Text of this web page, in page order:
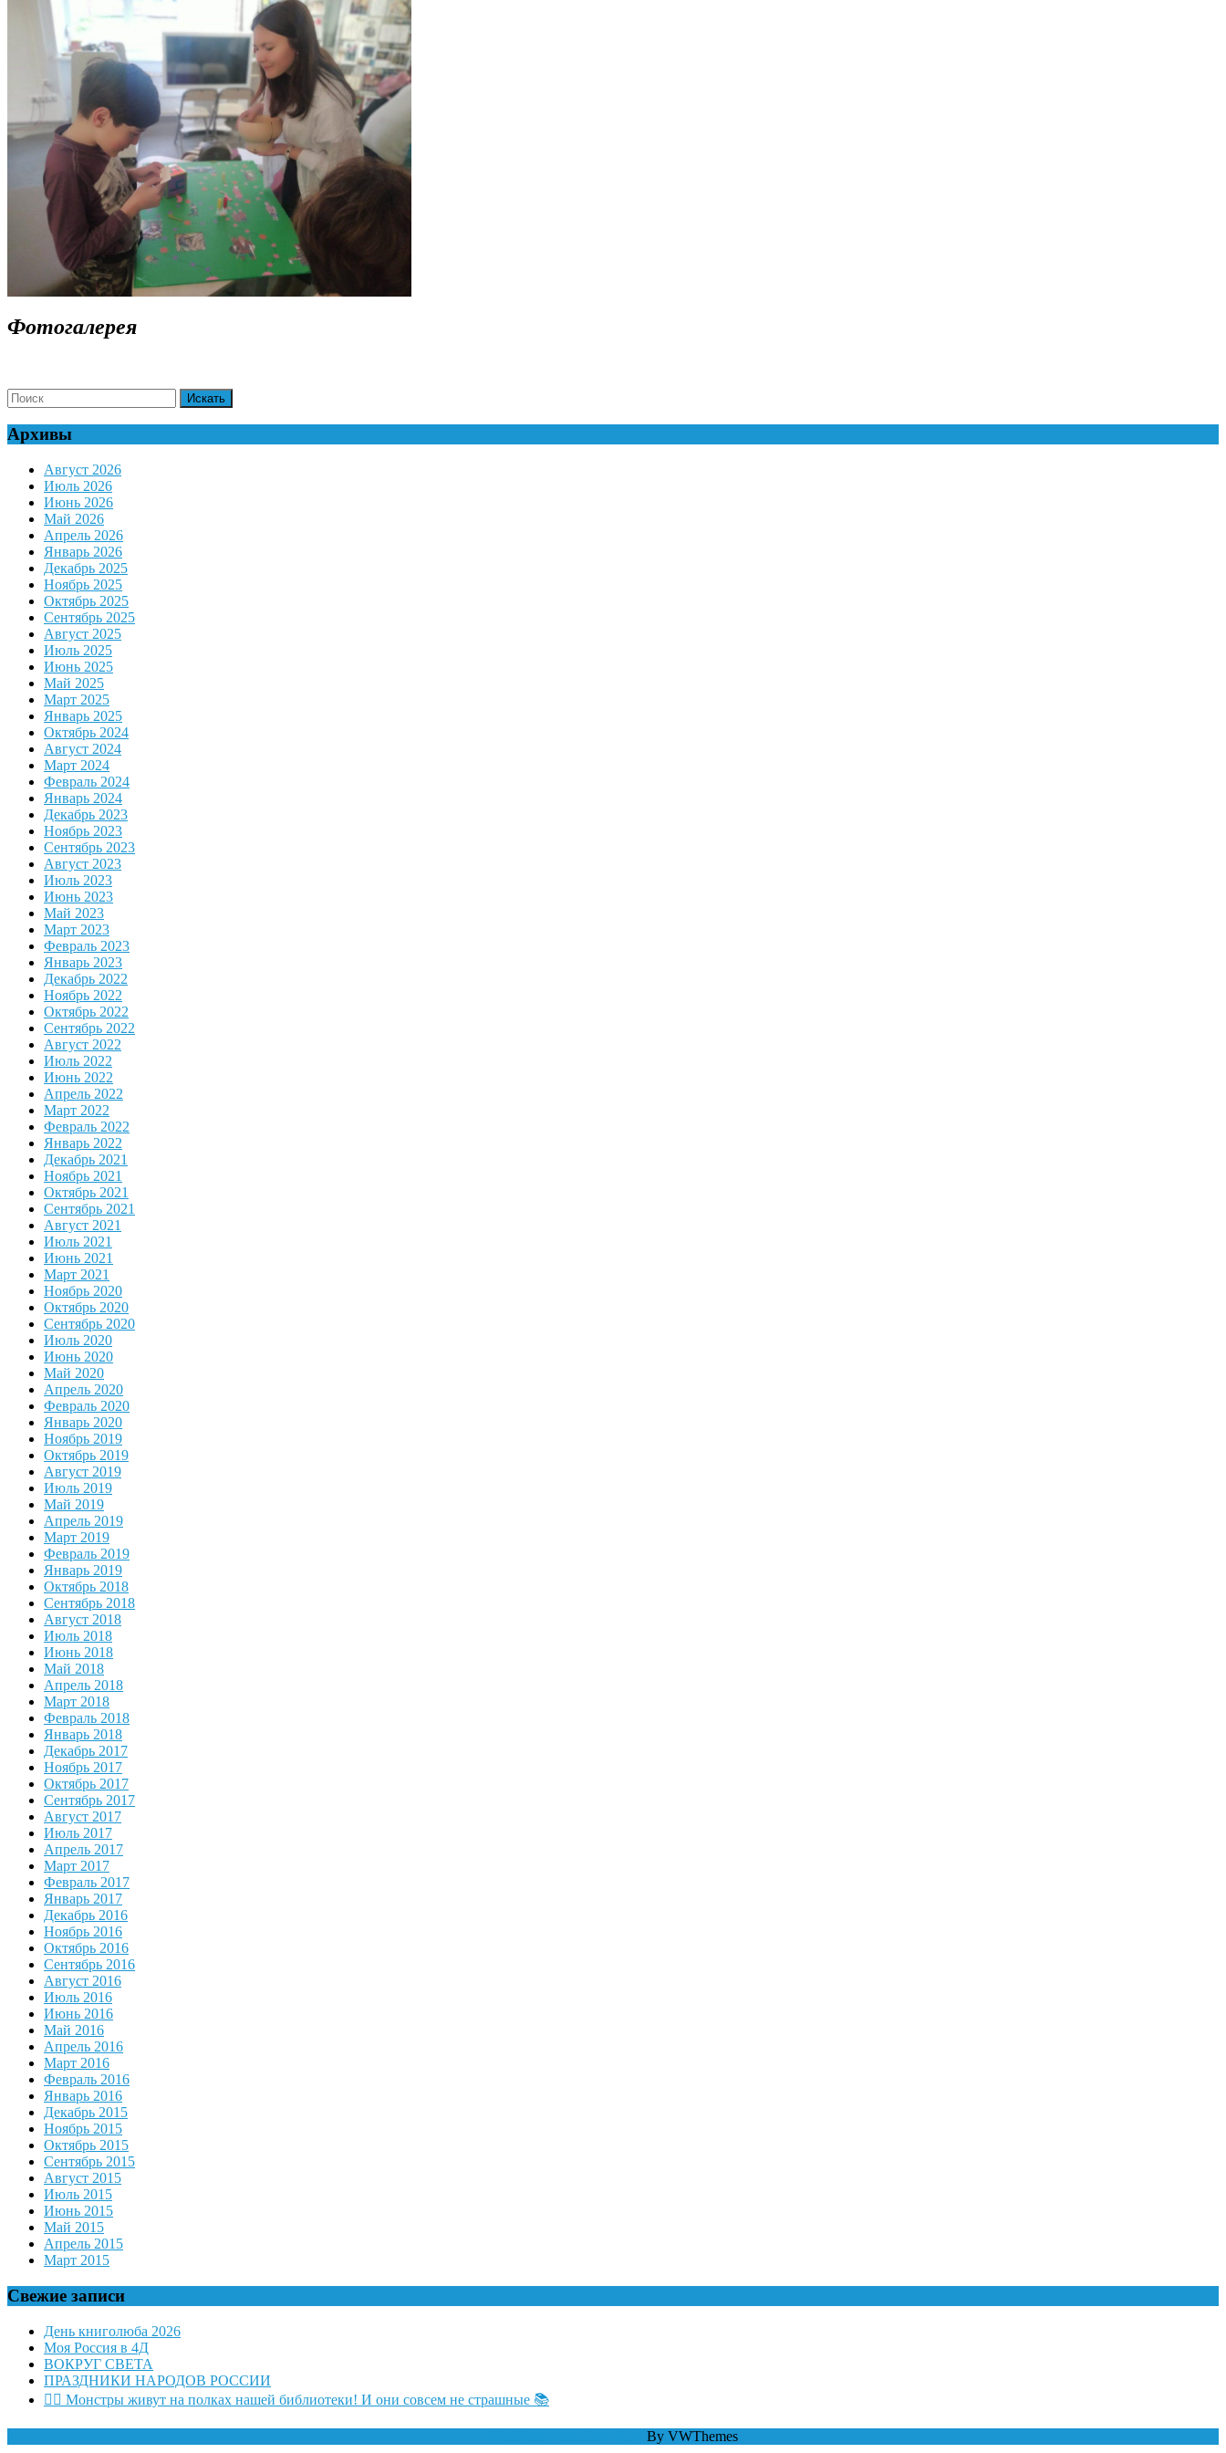
Фотогалерея
Search
for:
Архивы
Август 2026
Июль 2026
Июнь 2026
Май 2026
Апрель 2026
Январь 2026
Декабрь 2025
Ноябрь 2025
Октябрь 2025
Сентябрь 2025
Август 2025
Июль 2025
Июнь 2025
Май 2025
Март 2025
Январь 2025
Октябрь 2024
Август 2024
Март 2024
Февраль 2024
Январь 2024
Декабрь 2023
Ноябрь 2023
Сентябрь 2023
Август 2023
Июль 2023
Июнь 2023
Май 2023
Март 2023
Февраль 2023
Январь 2023
Декабрь 2022
Ноябрь 2022
Октябрь 2022
Сентябрь 2022
Август 2022
Июль 2022
Июнь 2022
Апрель 2022
Март 2022
Февраль 2022
Январь 2022
Декабрь 2021
Ноябрь 2021
Октябрь 2021
Сентябрь 2021
Август 2021
Июль 2021
Июнь 2021
Март 2021
Ноябрь 2020
Октябрь 2020
Сентябрь 2020
Июль 2020
Июнь 2020
Май 2020
Апрель 2020
Февраль 2020
Январь 2020
Ноябрь 2019
Октябрь 2019
Август 2019
Июль 2019
Май 2019
Апрель 2019
Март 2019
Февраль 2019
Январь 2019
Октябрь 2018
Сентябрь 2018
Август 2018
Июль 2018
Июнь 2018
Май 2018
Апрель 2018
Март 2018
Февраль 2018
Январь 2018
Декабрь 2017
Ноябрь 2017
Октябрь 2017
Сентябрь 2017
Август 2017
Июль 2017
Апрель 2017
Март 2017
Февраль 2017
Январь 2017
Декабрь 2016
Ноябрь 2016
Октябрь 2016
Сентябрь 2016
Август 2016
Июль 2016
Июнь 2016
Май 2016
Апрель 2016
Март 2016
Февраль 2016
Январь 2016
Декабрь 2015
Ноябрь 2015
Октябрь 2015
Сентябрь 2015
Август 2015
Июль 2015
Июнь 2015
Май 2015
Апрель 2015
Март 2015
Свежие записи
День книголюба 2026
Моя Россия в 4Д
ВОКРУГ СВЕТА
ПРАЗДНИКИ НАРОДОВ РОССИИ
🧛‍♂ Монстры живут на полках нашей библиотеки! И они совсем не страшные 📚
By VWThemes